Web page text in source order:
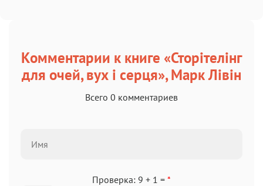
Комментарии к книге «Сторітелінг
для очей, вух і серця», Марк Лівін
Всего 0 комментариев
Проверка: 9 + 1 = *